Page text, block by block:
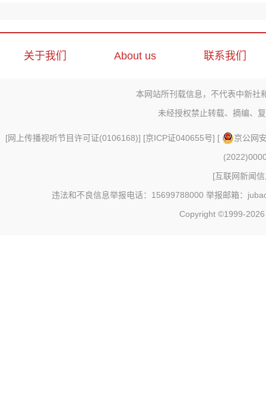
关于我们 About us 联系我们
本网站所刊载信息，不代表中新社
未经授权禁止转载、摘编、
[网上传播视听节目许可证(0106168)] [京ICP证040655号] [
京公网
[互联网新闻
违法和不良信息举报电话：15699788000 举报邮箱：
Copyright ©1999-